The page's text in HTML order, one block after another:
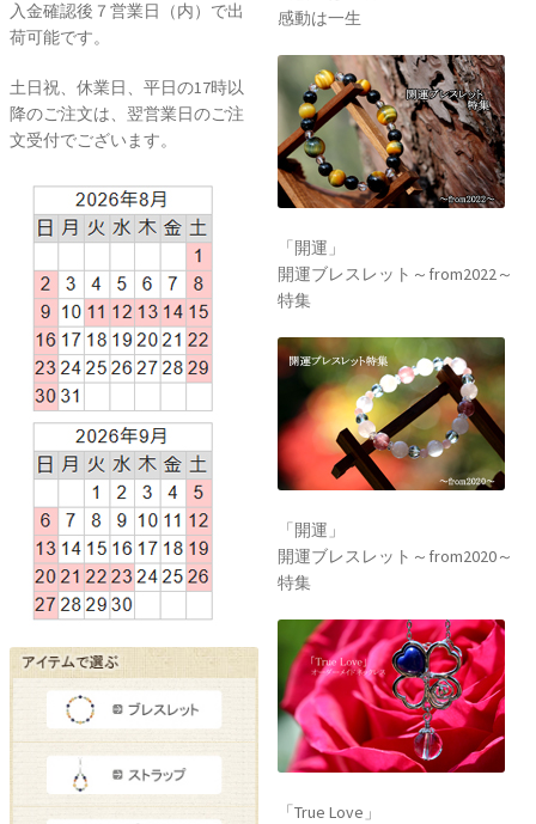
入金確認後７営業日（内）で出
荷可能です。
土日祝、休業日、平日の17時以
降のご注文は、翌営業日のご注
文受付でございます。
「開運」
特集
「True Love」
オーダーメイドネックレス
「True Love」
オーダーメイドネックレス